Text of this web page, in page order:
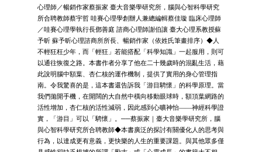
心理師／暢銷作家蔡振家 臺大音樂學研究所，腦與心智科學研究
所合聘教師蔡宇哲 哇賽心理學創辦人兼總編輯蔡佳璇 臨床心理師
／哇賽心理學執行長鄧善庭 諮商心理師謝伯讓 臺大心理系教授蘇
予昕 蘇予昕心理諮商所所長、暢銷作家（依姓氏筆畫排序）◆人
不輕狂枉少年，而「輕狂」若能搭配「科學知識」一起服用，則可
以通往恢復之路。本書作者分享了他在二十幾歲時的混亂生活，藉
此說明腦中額葉、杏仁核的運作機制，提供了實用的身心管理指
南。令我驚喜的是，這本書還告訴我「游目騁懷」的科學原理。當
我們拋開手機，在開闊的大自然中橫向移動眼球時，額頂葉網路的
活性增加，杏仁核的活性減弱，因此感到心曠神怡——神經科學證
實，「游目」可以「騁懷」。──蔡振家｜臺大音樂學研究所，腦
與心智科學研究所合聘教師◆本書廣泛的探討有關優化人的思考與
行為，以達成更有意義，更快樂的人生的重要課題。與其他眾多僅